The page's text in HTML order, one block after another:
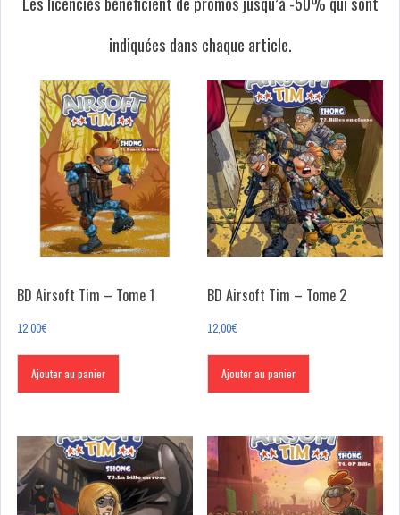
indiquées dans chaque article.
BD Airsoft Tim – Tome 1
12,00€
Ajouter au panier
BD Airsoft Tim – Tome 2
12,00€
Ajouter au panier